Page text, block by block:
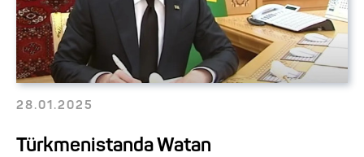
28.01.2025
Türkmenistanda Watan